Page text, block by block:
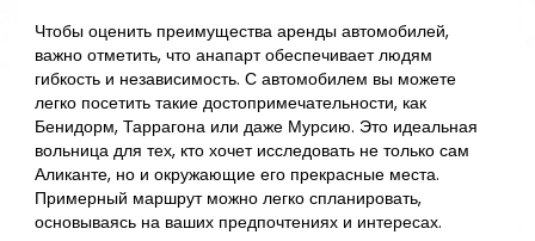
Чтобы оценить преимущества аренды автомобилей,
важно отметить, что анапарт обеспечивает людям
гибкость и независимость. С автомобилем вы можете
легко посетить такие достопримечательности, как
Бенидорм, Таррагона или даже Мурсию. Это идеальная
вольница для тех, кто хочет исследовать не только сам
Аликанте, но и окружающие его прекрасные места.
Примерный маршрут можно легко спланировать,
основываясь на ваших предпочтениях и интересах.